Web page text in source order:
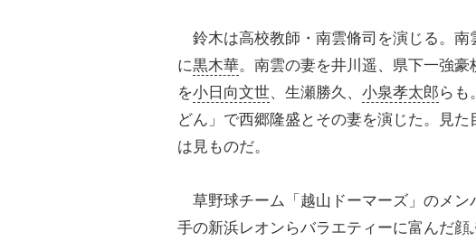
鈴木は高校教師・南雲脩司を演じる。南
に黒木華。南雲の妻を井川遥、県下一強豪
を小日向文世、生瀬勝久、 小泉孝太郎 らも
どん」で西郷隆盛とその妻を演じた。見
は見ものだ。
草野球チーム「越山ドーマーズ」のメン
手の新浜レオンらバラエティーに富んだ顔